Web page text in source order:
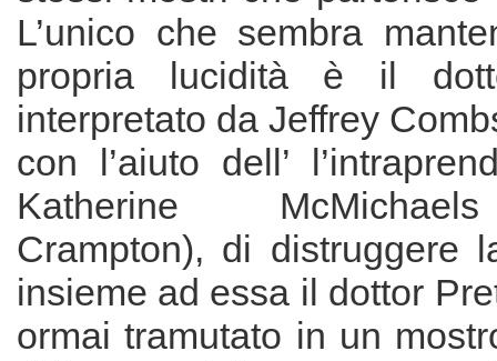
L’unico che sembra
propria lucidità è il
interpretato da Jeffrey
con l’aiuto dell’
Katherine
Crampton), di distruggere
insieme ad essa il dottor
ormai tramutato in un